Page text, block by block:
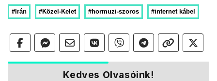
#Irán #Közel-Kelet #hormuzi-szoros #internet kábel
Kedves Olvasóink!